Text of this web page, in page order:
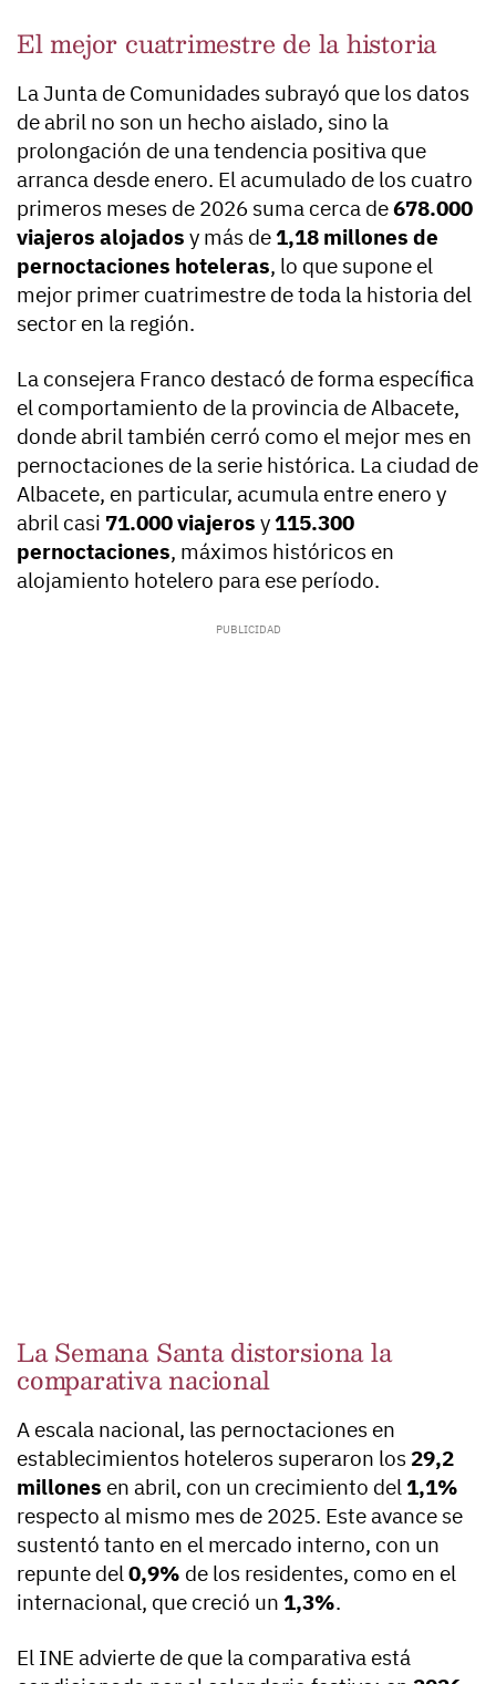
El mejor cuatrimestre de la historia
La Junta de Comunidades subrayó que los datos
de abril no son un hecho aislado, sino la
prolongación de una tendencia positiva que
arranca desde enero. El acumulado de los cuatro
primeros meses de 2026 suma cerca de678.000
viajeros alojados y más de 1,18 millones de
pernoctaciones hoteleras, lo que supone el
mejor primer cuatrimestre de toda la historia del
sector en la región.
La consejera Franco destacó de forma específica
el comportamiento de la provincia de Albacete,
donde abril también cerró como el mejor mes en
pernoctaciones de la serie histórica. La ciudad de
Albacete, en particular, acumula entre enero y
abril casi 71.000 viajeros y 115.300
pernoctaciones, máximos históricos en
alojamiento hotelero para ese período.
La Semana Santa distorsiona la
comparativa nacional
A escala nacional, las pernoctaciones en
establecimientos hoteleros superaron los 29,2
millones en abril, con un crecimiento del 1,1%
respecto al mismo mes de 2025. Este avance se
sustentó tanto en el mercado interno, con un
repunte del0,9% de los residentes, como en el
internacional, que creció un 1,3%.
El INE advierte de que la comparativa está